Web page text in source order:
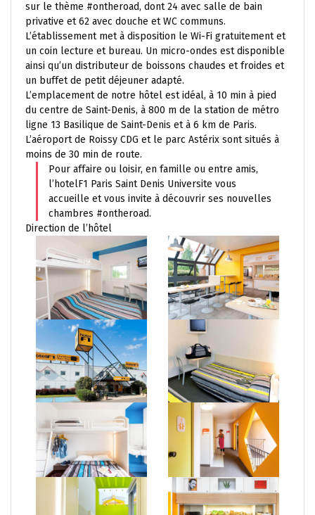
sur le thème #ontheroad, dont 24 avec salle de bain
privative et 62 avec douche et WC communs.
L’établissement met à disposition le Wi-Fi gratuitement et
un coin lecture et bureau. Un micro-ondes est disponible
ainsi qu’un distributeur de boissons chaudes et froides et
un buffet de petit déjeuner adapté.
L’emplacement de notre hôtel est idéal, à 10 min à pied
du centre de Saint-Denis, à 800 m de la station de métro
ligne 13 Basilique de Saint-Denis et à 6 km de Paris.
L’aéroport de Roissy CDG et le parc Astérix sont situés à
moins de 30 min de route.
Pour affaire ou loisir, en famille ou entre amis,
l’hotelF1 Paris Saint Denis Universite vous
accueille et vous invite à découvrir ses nouvelles
chambres #ontheroad.
Direction de l’hôtel